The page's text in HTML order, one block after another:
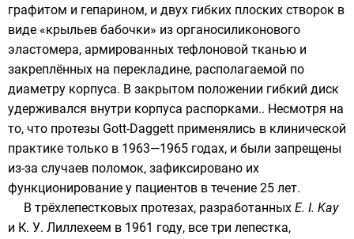
графитом и гепарином, и двух гибких плоских створок в
виде «крыльев бабочки» из органосиликонового
эластомера, армированных тефлоновой тканью и
закреплённых на перекладине, располагаемой по
диаметру корпуса. В закрытом положении гибкий диск
удерживался внутри корпуса распорками.. Несмотря на
то, что протезы Gott-Daggett применялись в клинической
практике только в 1963—1965 годах, и были запрещены
из-за случаев поломок, зафиксировано их
функционирование у пациентов в течение 25 лет.
В трёхлепестковых протезах, разработанных E. I. Kay
и К. У. Лиллехеем в 1961 году, все три лепестка,